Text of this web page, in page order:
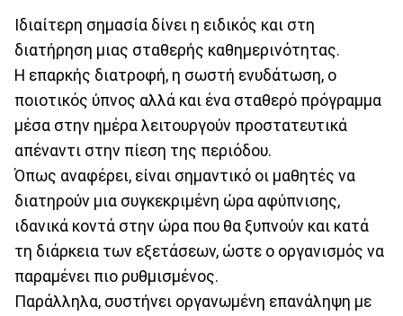
Ιδιαίτερη σημασία δίνει η ειδικός και στη
διατήρηση μιας σταθερής καθημερινότητας.
Η επαρκής διατροφή, η σωστή ενυδάτωση, ο
ποιοτικός ύπνος αλλά και ένα σταθερό πρόγραμμα
μέσα στην ημέρα λειτουργούν προστατευτικά
απέναντι στην πίεση της περιόδου.
Όπως αναφέρει, είναι σημαντικό οι μαθητές να
διατηρούν μια συγκεκριμένη ώρα αφύπνισης,
ιδανικά κοντά στην ώρα που θα ξυπνούν και κατά
τη διάρκεια των εξετάσεων, ώστε ο οργανισμός να
παραμένει πιο ρυθμισμένος.
Παράλληλα, συστήνει οργανωμένη επανάληψη με